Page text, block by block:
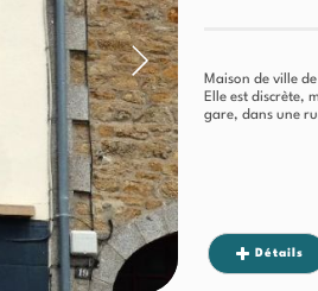
Maison de ville
Elle est discrète,
gare, dans une
Détails